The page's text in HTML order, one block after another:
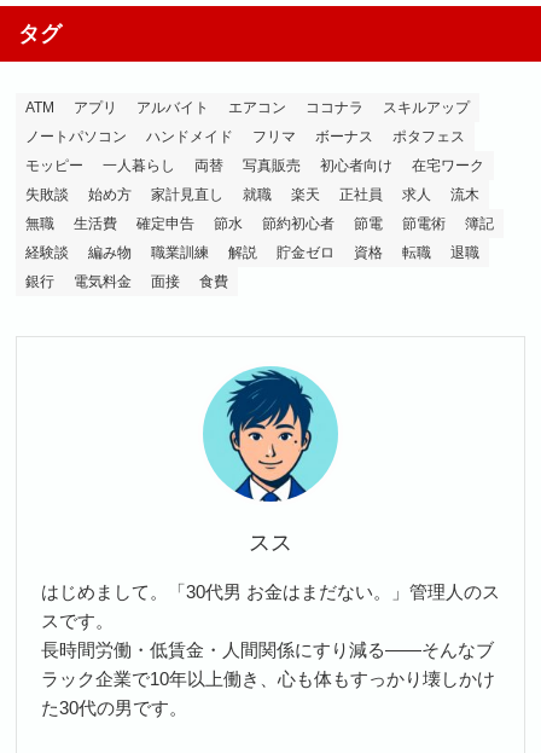
タグ
ATM アプリ アルバイト エアコン ココナラ
スキルアップ
ノートパソコン
ハンドメイド フリマ ボーナス
ポタフェス
モッピー
一人暮らし 両替 写真販売 初心者向け
在宅ワーク
失敗談
始め方 家計見直し 就職 楽天 正社員 求人
流木
無職
生活費 確定申告 節水 節約初心者 節電 節電術
簿記
経験談
編み物 職業訓練 解説 貯金ゼロ 資格 転職
退職
銀行
電気料金 面接 食費
スス
はじめまして。「30代男 お金はまだない。」管理人のス
スです。
長時間労働・低賃金・人間関係にすり減る――そんなブ
ラック企業で10年以上働き、心も体もすっかり壊しかけ
た30代の男です。